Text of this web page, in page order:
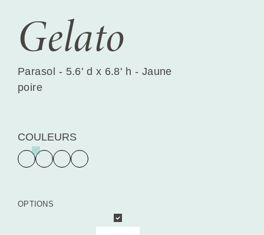
Gelato
Parasol - 5.6' d x 6.8' h - Jaune
poire
COULEURS
OPTIONS